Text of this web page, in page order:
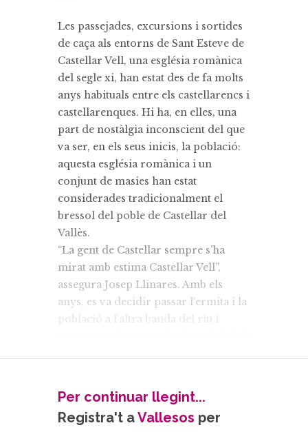
Les passejades, excursions i sortides
de caça als entorns de Sant Esteve de
Castellar Vell, una església romànica
del segle xi, han estat des de fa molts
anys habituals entre els castellarencs i
castellarenques. Hi ha, en elles, una
part de nostàlgia inconscient del que
va ser, en els seus inicis, la població:
aquesta església romànica i un
conjunt de masies han estat
considerades tradicionalment el
bressol del poble de Castellar del
Vallès.
“La gent de Castellar sempre s’ha
mirat amb estima Castellar Vell”,
assegura Josep Llinares. Amb els
anys, es va decidir passar l’ermita i la
població a l’altra banda del riu i
als anys setanta, l'ermita estava
pràcticament en runes: “L’església
Per continuar llegint...
Registra't aVallesos per